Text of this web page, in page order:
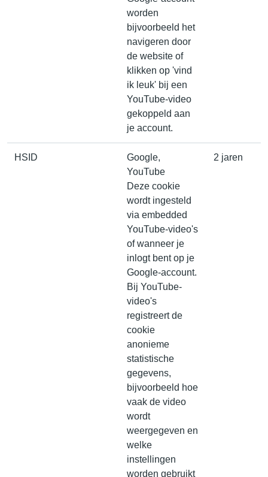
worden
bijvoorbeeld het
navigeren door
de website of
klikken op 'vind
ik leuk' bij een
YouTube-video
gekoppeld aan
je account.
HSID
Google,
YouTube
Deze cookie
wordt ingesteld
via embedded
YouTube-video's
of wanneer je
inlogt bent op je
Google-account.
Bij YouTube-
video's
registreert de
cookie
anonieme
statistische
gegevens,
bijvoorbeeld hoe
vaak de video
wordt
weergegeven en
welke
instellingen
worden gebruikt
2 jaren